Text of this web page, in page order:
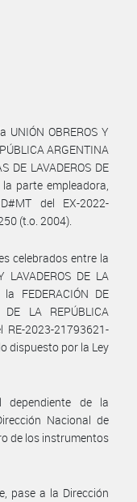
OBREROS Y
ARGENTINA
DE LAVADEROS DE
la parte empleadora,
del EX-2022-
(t.o. 2004).
celebrados entre la
LAVADEROS DE LA
FEDERACIÓN DE
LA REPÚBLICA
2023-21793621-
dispuesto por la Ley
dependiente de la
Nacional de
de los instrumentos
pase a la Dirección